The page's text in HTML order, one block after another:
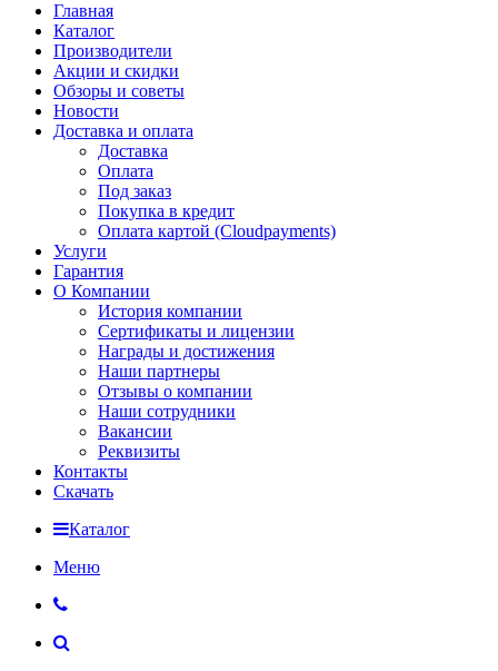
Главная
Каталог
Производители
Акции и скидки
Обзоры и советы
Новости
Доставка и оплата
Доставка
Оплата
Под заказ
Покупка в кредит
Оплата картой (Cloudpayments)
Услуги
Гарантия
О Компании
История компании
Сертификаты и лицензии
Награды и достижения
Наши партнеры
Отзывы о компании
Наши сотрудники
Вакансии
Реквизиты
Контакты
Скачать
Каталог
Меню